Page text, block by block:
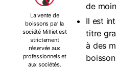
La vente de
boissons par la
société Milliet est
strictement
réservée aux
professionnels et
aux sociétés.
de
Il est
titre
à des